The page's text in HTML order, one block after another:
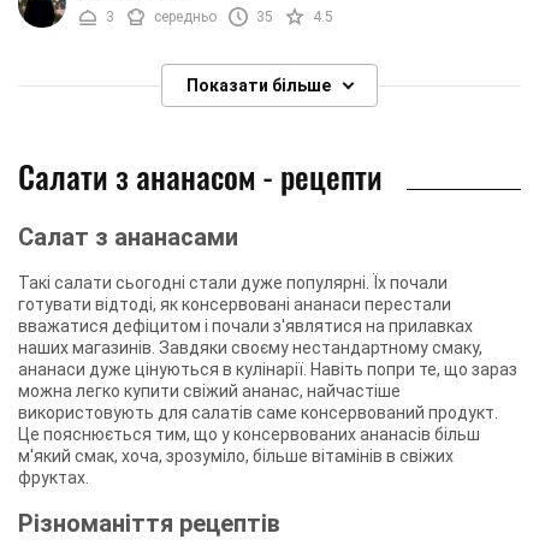
3
середньо 35 4.5
Показати більше
Салати з ананасом - рецепти
Салат з ананасами
Такі салати сьогодні стали дуже популярні. Їх почали
готувати відтоді, як консервовані ананаси перестали
вважатися дефіцитом і почали з'являтися на прилавках
наших магазинів. Завдяки своєму нестандартному смаку,
ананаси дуже цінуються в кулінарії. Навіть попри те, що зараз
можна легко купити свіжий ананас, найчастіше
використовують для салатів саме консервований продукт.
Це пояснюється тим, що у консервованих ананасів більш
м'який смак, хоча, зрозуміло, більше вітамінів в свіжих
фруктах.
Різноманіття рецептів